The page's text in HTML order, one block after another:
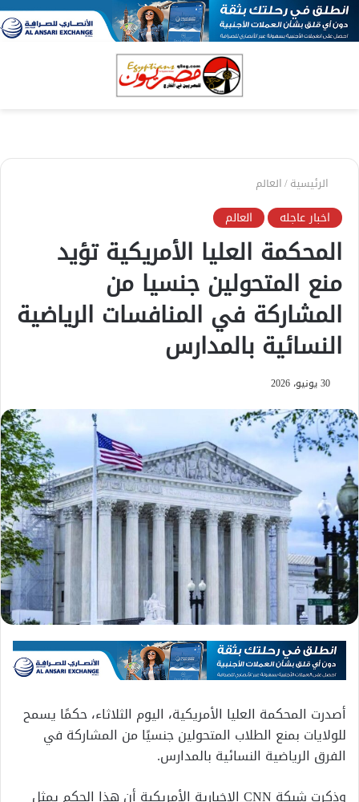
الرئيسية/العالم
اخبار عاجله العالم
المحكمة العليا الأمريكية تؤيد
منع المتحولين جنسيا من
المشاركة في المنافسات الرياضية
النسائية بالمدارس
30 يونيو، 2026
أصدرت المحكمة العليا الأمريكية، اليوم الثلاثاء، حكمًا يسمح
للولايات بمنع الطلاب المتحولين جنسيًا من المشاركة في
الفرق الرياضية النسائية بالمدارس.
وذكرت شبكة CNN الإخبارية الأمريكية أن هذا الحكم يمثل